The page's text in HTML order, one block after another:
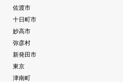
佐渡市
十日町市
妙高市
弥彦村
新発田市
東京
津南町